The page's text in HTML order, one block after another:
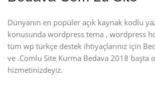
Dünyanın en popüler açık kaynak kodlu
konusunda wordpress tema , wordpress
tüm wp türkçe destek ihtiyaçlarınız için
ve .Comlu Site Kurma Bedava 2018 başta
hizmetinizdeyiz.